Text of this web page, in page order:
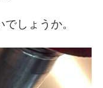
しょうか。